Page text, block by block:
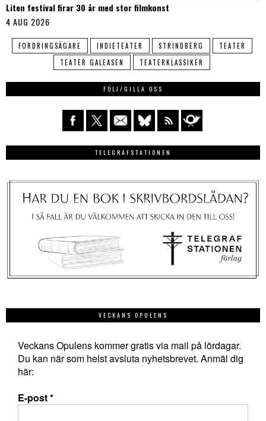
Liten festival firar 30 år med stor filmkonst
4 AUG 2026
FORDRINGSÄGARE INDIETEATER STRINDBERG
TEATER
TEATER GALEASEN
TEATERKLASSIKER
FÖLJ/GILLA OSS
TELEGRAFSTATIONEN
VECKANS OPULENS
Veckans Opulens kommer gratis via mail på lördagar.
Du kan när som helst avsluta nyhetsbrevet. Anmäl dig
här:
E-post*